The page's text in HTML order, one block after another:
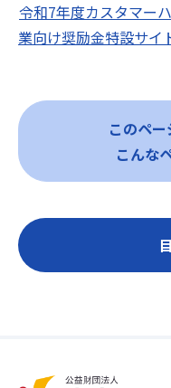
令和7年度カスタマー
業向け奨励金特設サイ
このペー
こんな